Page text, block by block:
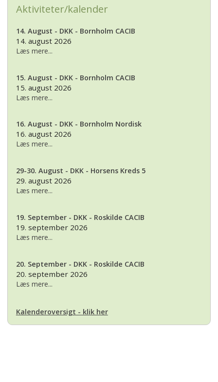
Aktiviteter/kalender
14. August - DKK - Bornholm CACIB
14. august 2026
Læs mere...
15. August - DKK - Bornholm CACIB
15. august 2026
Læs mere...
16. August - DKK - Bornholm Nordisk
16. august 2026
Læs mere...
29-30. August - DKK - Horsens Kreds 5
29. august 2026
Læs mere...
19. September - DKK - Roskilde CACIB
19. september 2026
Læs mere...
20. September - DKK - Roskilde CACIB
20. september 2026
Læs mere...
Kalenderoversigt - klik her